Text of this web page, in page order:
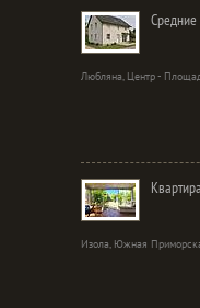
Средние
Любляна, Центр -
Изола, Южная